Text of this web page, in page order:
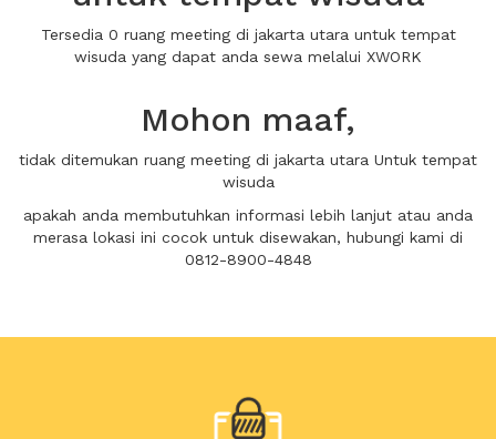
Tersedia 0 ruang meeting di jakarta utara untuk tempat
wisuda yang dapat anda sewa melalui XWORK
Mohon maaf,
tidak ditemukan ruang meeting di jakarta utara Untuk tempat
wisuda
apakah anda membutuhkan informasi lebih lanjut atau anda
merasa lokasi ini cocok untuk disewakan, hubungi kami di
0812-8900-4848